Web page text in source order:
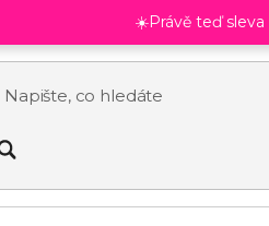
☀️Právě teď sleva